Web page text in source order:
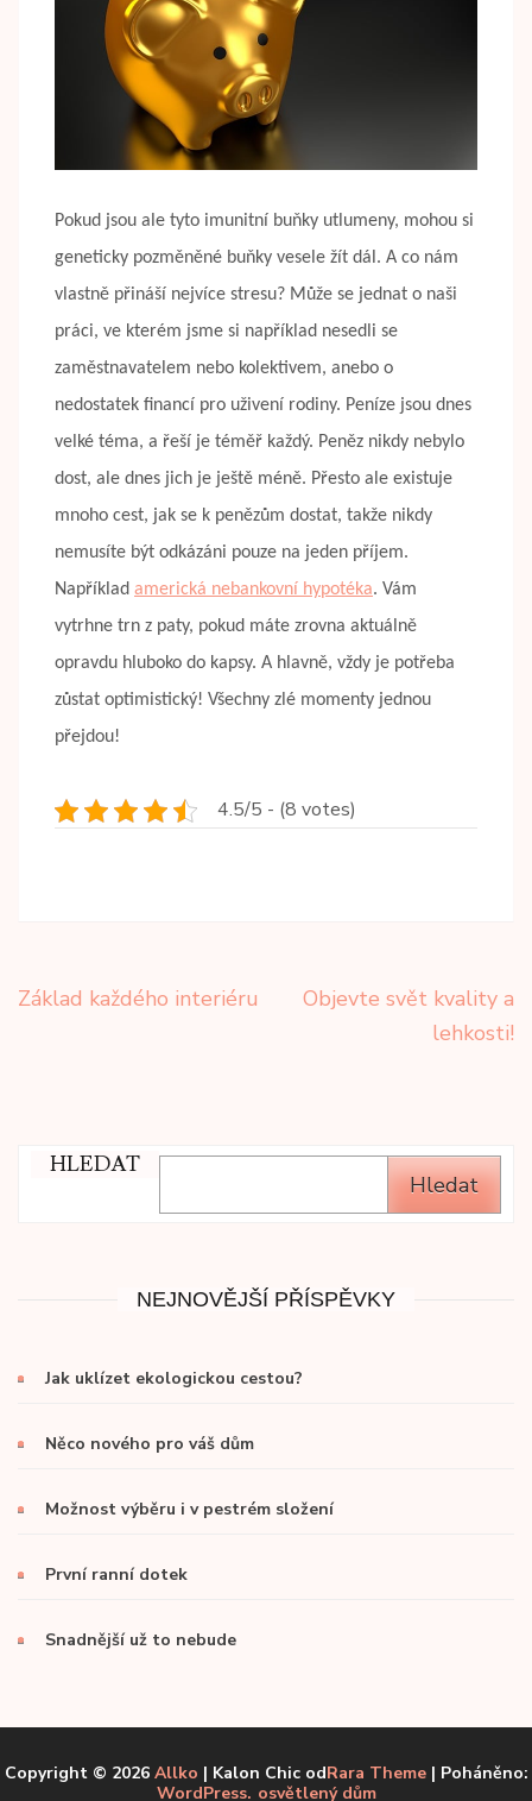
Pokud jsou ale tyto imunitní buňky utlumeny, mohou si
geneticky pozměněné buňky vesele žít dál. A co nám
vlastně přináší nejvíce stresu? Může se jednat o naši
práci, ve kterém jsme si například nesedli se
zaměstnavatelem nebo kolektivem, anebo o
nedostatek financí pro uživení rodiny. Peníze jsou dnes
velké téma, a řeší je téměř každý. Peněz nikdy nebylo
dost, ale dnes jich je ještě méně. Přesto ale existuje
mnoho cest, jak se k penězům dostat, takže nikdy
nemusíte být odkázáni pouze na jeden příjem.
Například americká nebankovní hypotéka. Vám
vytrhne trn z paty, pokud máte zrovna aktuálně
opravdu hluboko do kapsy. A hlavně, vždy je potřeba
zůstat optimistický! Všechny zlé momenty jednou
přejdou!
4.5/5 - (8 votes)
Navigace
Základ každého interiéru
Objevte svět kvality a
lehkosti!
HLEDAT
Hledat
NEJNOVĚJŠÍ PŘÍSPĚVKY
Jak uklízet ekologickou cestou?
Něco nového pro váš dům
Možnost výběru i v pestrém složení
První ranní dotek
Snadnější už to nebude
Copyright © 2026 Allko | Kalon Chic odRara Theme| Poháněno:
WordPress. osvětlený dům